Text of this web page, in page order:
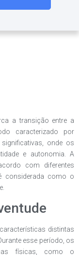
a transição entre a
caracterizado por
onde os
e autonomia. A
com diferentes
considerada como o
distintas
esse período, os
físicas, como o